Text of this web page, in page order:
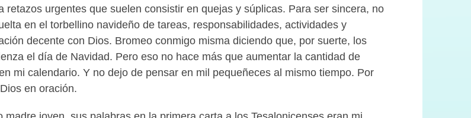
urgentes que suelen consistir en quejas y súplicas. Para ser sincera, no
en el torbellino navideño de tareas, responsabilidades, actividades y
decente con Dios. Bromeo conmigo misma diciendo que, por suerte, los
el día de Navidad. Pero eso no hace más que aumentar la cantidad de
mi calendario. Y no dejo de pensar en mil pequeñeces al mismo tiempo. Por
en oración.